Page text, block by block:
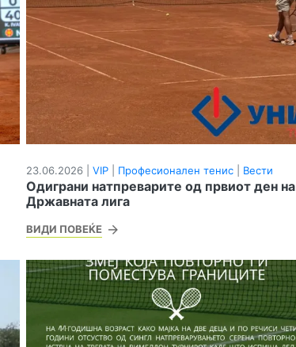
23.06.2026 | VIP| Професионален тенис| Вести
Одиграни натпреварите од првиот ден на
Државната лига
ВИДИ ПОВЕЌЕ